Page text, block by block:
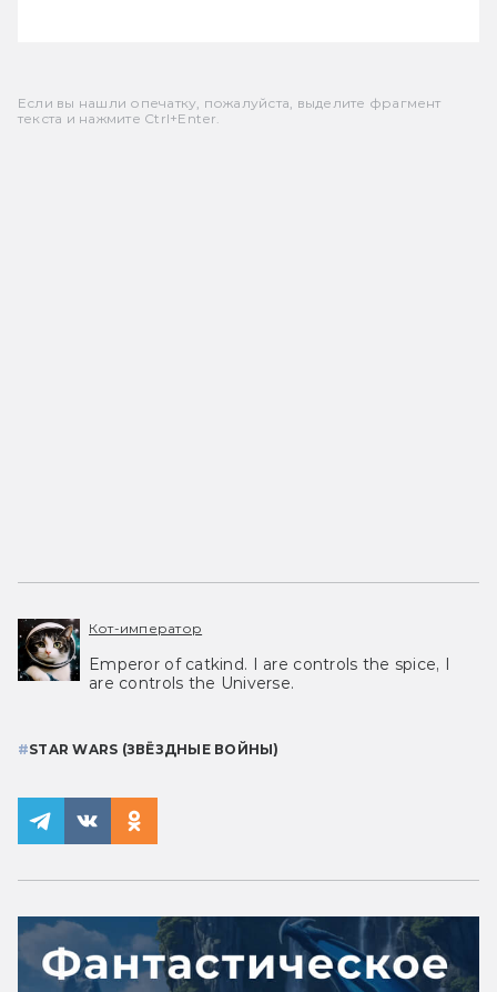
Если вы нашли опечатку, пожалуйста, выделите фрагмент
текста и нажмите Ctrl+Enter.
Кот-император
Emperor of catkind. I are controls the spice, I
are controls the Universe.
#STAR WARS (ЗВЁЗДНЫЕ ВОЙНЫ)